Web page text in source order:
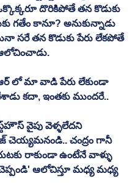
దొరికిపోతే తన కొడుకు
గతేం కానూ? అనుకున్నాడు